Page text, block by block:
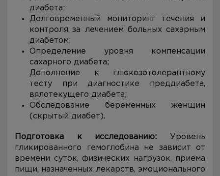
диабета;
Долговременный мониторинг течения и
контроля за лечением больных сахарным
диабетом;
Определение уровня компенсации
сахарного диабета;
Дополнение к глюкозотолерантному
тесту при диагностике преддиабета,
вялотекущего диабета;
Обследование беременных женщин
(скрытый диабет).
Подготовка к исследованию: Уровень
гликированного гемоглобина не зависит от
времени суток, физических нагрузок, приема
пищи, назначенных лекарств, эмоционального